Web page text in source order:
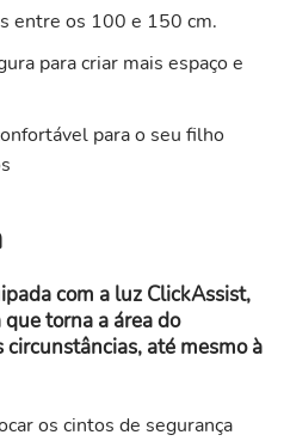
entre os 100 e 150 cm.
para criar mais espaço e
para o seu filho
com a luz ClickAssist,
torna a área do
até mesmo à
os cintos de segurança